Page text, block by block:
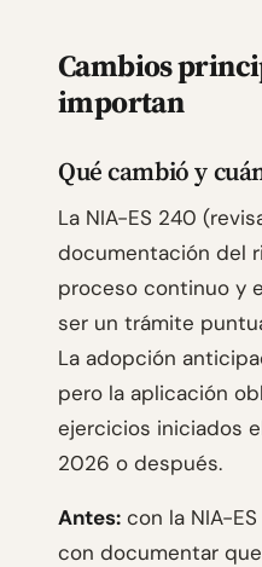
Cambios
importan
Qué cambió y
La NIA-ES 240
documentación del
proceso continuo y
ser un trámite
La adopción
pero la aplicación
ejercicios iniciados
2026 o después.
Antes: con la NIA-
con documentar